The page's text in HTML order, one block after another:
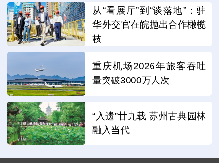
从“看展厅”到“谈落地”：驻
华外交官在皖抛出合作橄榄
枝
重庆机场2026年旅客吞吐
量突破3000万人次
“入遗”廿九载 苏州古典园林
融入当代